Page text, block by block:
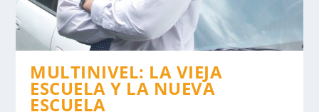
MULTINIVEL: LA VIEJA
ESCUELA Y LA NUEVA
ESCUELA